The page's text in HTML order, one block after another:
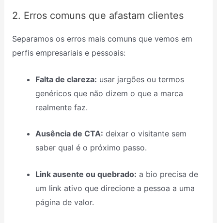
2. Erros comuns que afastam clientes
Separamos os erros mais comuns que vemos em
perfis empresariais e pessoais:
Falta de clareza: usar jargões ou termos
genéricos que não dizem o que a marca
realmente faz.
Ausência de CTA: deixar o visitante sem
saber qual é o próximo passo.
Link ausente ou quebrado: a bio precisa de
um link ativo que direcione a pessoa a uma
página de valor.